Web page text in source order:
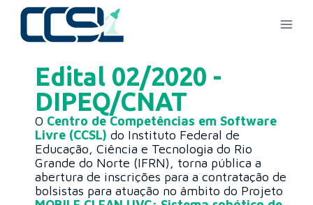
Edital 02/2020 -
DIPEQ/CNAT
O Centro de Competências em Software
Livre (CCSL) do Instituto Federal de
Educação, Ciência e Tecnologia do Rio
Grande do Norte (IFRN), torna pública a
abertura de inscrições para a contratação de
bolsistas para atuação no âmbito do Projeto